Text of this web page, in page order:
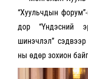
“Хуульчдын
дор “Үндэсний
шинэчлэл”
ны өдөр зохион